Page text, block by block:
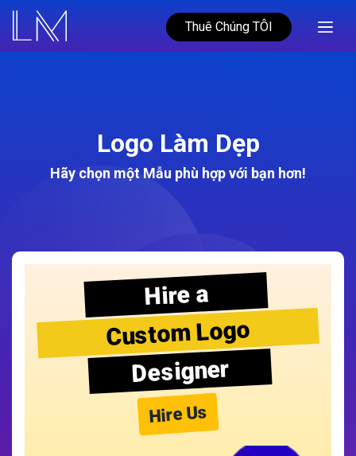
Thuê Chúng TÔI
Logo Làm Dẹp
Hãy chọn một Mẫu phù hợp với bạn hơn!
Hire a
Custom Logo
Designer
Hire Us